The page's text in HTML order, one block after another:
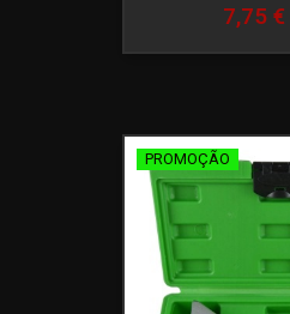
7,75 €
PROMOÇÃO